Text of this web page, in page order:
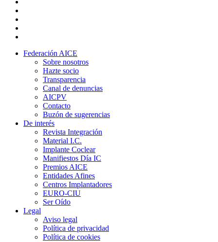
Federación AICE
Sobre nosotros
Hazte socio
Transparencia
Canal de denuncias
AICPV
Contacto
Buzón de sugerencias
De interés
Revista Integración
Material I.C.
Implante Coclear
Manifiestos Día IC
Premios AICE
Entidades Afines
Centros Implantadores
EURO-CIU
Ser Oído
Legal
Aviso legal
Política de privacidad
Política de cookies